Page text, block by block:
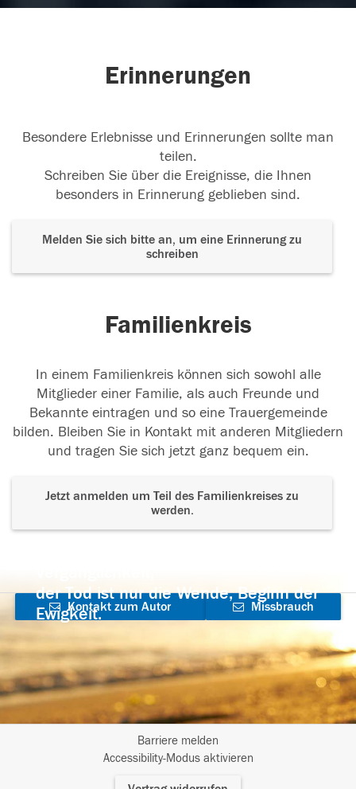
Erinnerungen
Besondere Erlebnisse und Erinnerungen sollte man
teilen.
Schreiben Sie über die Ereignisse, die Ihnen
besonders in Erinnerung geblieben sind.
Melden Sie sich bitte an, um eine Erinnerung zu
schreiben
Familienkreis
In einem Familienkreis können sich sowohl alle
Mitglieder einer Familie, als auch Freunde und
Bekannte eintragen und so eine Trauergemeinde
bilden. Bleiben Sie in Kontakt mit anderen Mitgliedern
und tragen Sie sich jetzt ganz bequem ein.
Jetzt anmelden um Teil des Familienkreises zu
werden.
der Tod ist nur die Wende, Beginn der
Ewigkeit.
Kontakt zum Autor
aufnehmen
Missbrauch
Barriere melden
Accessibility-Modus aktivieren